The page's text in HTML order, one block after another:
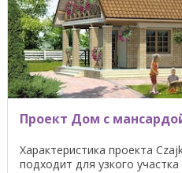
Проект Дом с
Характеристика проекта
подходит для узкого